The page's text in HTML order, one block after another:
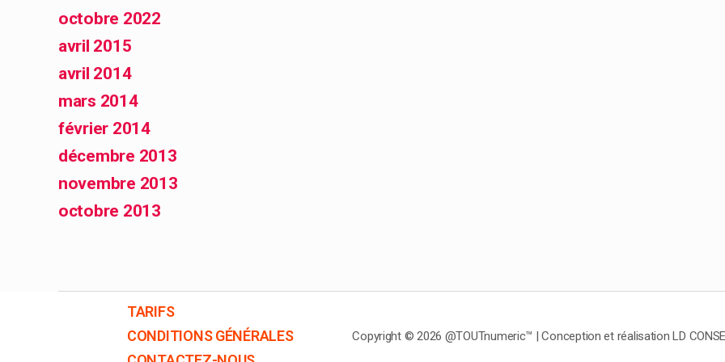
octobre 2022
avril 2015
avril 2014
mars 2014
février 2014
décembre 2013
novembre 2013
octobre 2013
TARIFS
CONDITIONS GÉNÉRALES
Copyright © 2026 @TOUTnumeric™ | Conception et réalisation LD